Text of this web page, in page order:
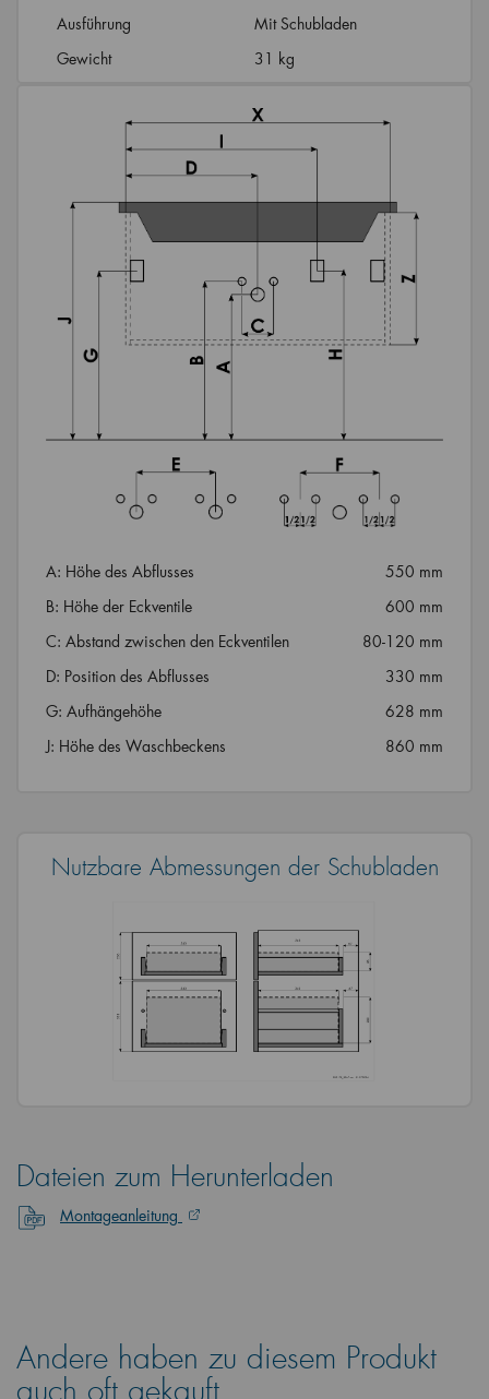
Ausführung
Mit Schubladen
Gewicht
31 kg
A: Höhe des Abflusses
550 mm
B: Höhe der Eckventile
600 mm
C: Abstand zwischen den Eckventilen
80-120 mm
D: Position des Abflusses
330 mm
G: Aufhängehöhe
628 mm
J: Höhe des Waschbeckens
860 mm
Nutzbare Abmessungen der Schubladen
Dateien zum Herunterladen
Montageanleitung
Andere haben zu diesem Produkt
auch oft gekauft